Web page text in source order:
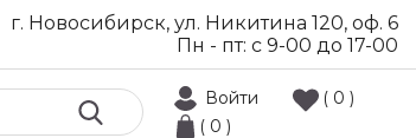
г. Новосибирск, ул. Никитина 120, оф. 6
Пн - пт: с 9-00 до 17-00
Войти
( 0 )
( 0 )